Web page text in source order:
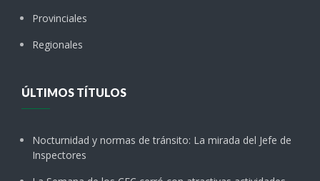
Provinciales
Regionales
ÚLTIMOS TÍTULOS
Nocturnidad y normas de tránsito: La mirada del Jefe de
Inspectores